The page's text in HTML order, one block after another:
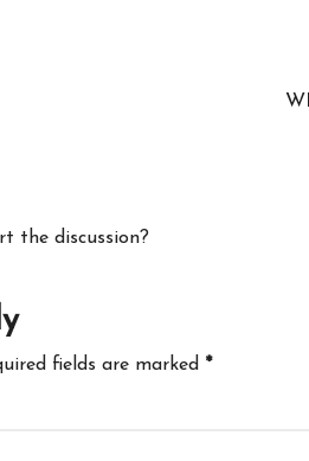
the discussion?
fields are marked *